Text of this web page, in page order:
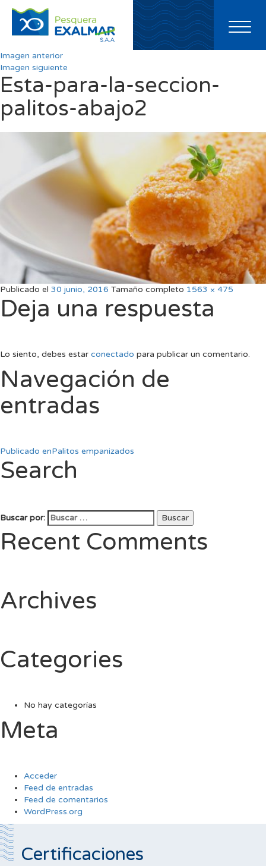
Toggle
Imagen anterior
Imagen siguiente
Esta-para-la-seccion-
palitos-abajo2
Publicado el 30 junio, 2016 Tamaño completo 1563 × 475
Deja una respuesta
Lo siento, debes estar conectado para publicar un comentario.
Navegación de
entradas
Publicado enPalitos empanizados
Search
Buscar por: Buscar
Recent Comments
Archives
Categories
No hay categorías
Meta
Acceder
Feed de entradas
Feed de comentarios
WordPress.org
Certificaciones